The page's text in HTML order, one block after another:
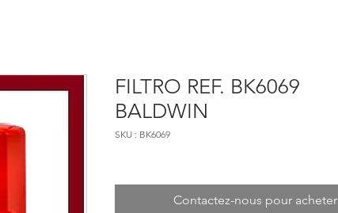
FILTRO REF. BK6069
BALDWIN
SKU : BK6069
Contactez-nous pour acheter